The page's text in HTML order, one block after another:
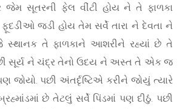
સૂતરની ફેલ વીંટી હોય ને તે ફાળકા
જડી હોય તેમ સર્વે તારા ને દેવતા ને
સ્થાનક તે ફાળકાને આશરીને રહ્યાં છે તે
સૂર્ય ને ચંદ્ર તેનો ઉદય ને અસ્ત તે એક જ
જોયો. પછી અંતર્દૃષ્ટિએ કરીને જોયું ત્યારે
છે તેટલું સર્વે પિંડમાં પણ દીઠું. પછી